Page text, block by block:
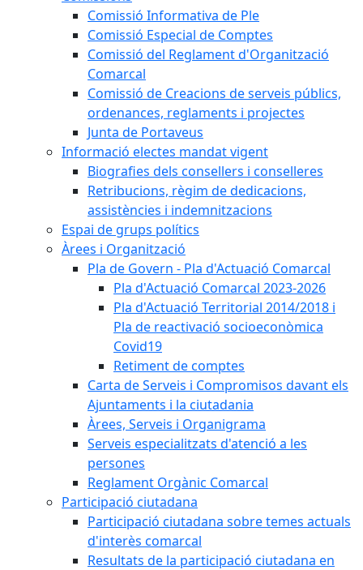
Comissió Informativa de Ple
Comissió Especial de Comptes
Comissió del Reglament d'Organització
Comarcal
Comissió de Creacions de serveis públics,
ordenances, reglaments i projectes
Junta de Portaveus
Informació electes mandat vigent
Biografies dels consellers i conselleres
Retribucions, règim de dedicacions,
assistències i indemnitzacions
Espai de grups polítics
Àrees i Organització
Pla de Govern - Pla d'Actuació Comarcal
Pla d'Actuació Comarcal 2023-2026
Pla d'Actuació Territorial 2014/2018 i
Pla de reactivació socioeconòmica
Covid19
Retiment de comptes
Carta de Serveis i Compromisos davant els
Ajuntaments i la ciutadania
Àrees, Serveis i Organigrama
Serveis especialitzats d'atenció a les
persones
Reglament Orgànic Comarcal
Participació ciutadana
Participació ciutadana sobre temes actuals
d'interès comarcal
Resultats de la participació ciutadana en